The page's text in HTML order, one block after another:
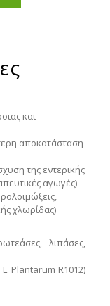
και
αποκατάσταση
της εντερικής
αγωγές)
χλωρίδας)
λιπάσες,
Plantarum R1012)